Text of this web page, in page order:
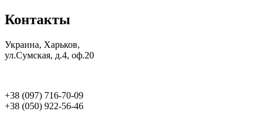
Контакты
Украина, Харьков,
ул.Сумская, д.4, оф.20
+38 (097) 716-70-09
+38 (050) 922-56-46